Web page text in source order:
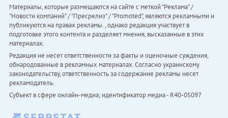
Материалы, которые размещаются на сайте с меткой "Реклама" /
"Новости компаний" / "Пресрелиз" / "Promoted", являются рекламными и
публикуются на правах рекламы. , однако редакция участвует в
подготовке этого контента и разделяет мнения, высказанные в этих
материалах.
Редакция не несет ответственности за факты и оценочные суждения,
обнародованные в рекламных материалах. Согласно украинскому
законодательству, ответственность за содержание рекламы несет
рекламодатель.
Субъект в сфере онлайн-медиа; идентификатор медиа - R40-05097